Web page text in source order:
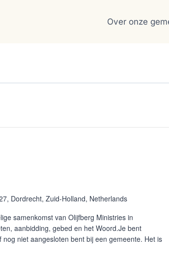
Over onze
Dordrecht, Zuid-Holland, Netherlands
samenkomst van Olijfberg Ministries in
aanbidding, gebed en het Woord.Je bent
niet aangesloten bent bij een gemeente. Het is